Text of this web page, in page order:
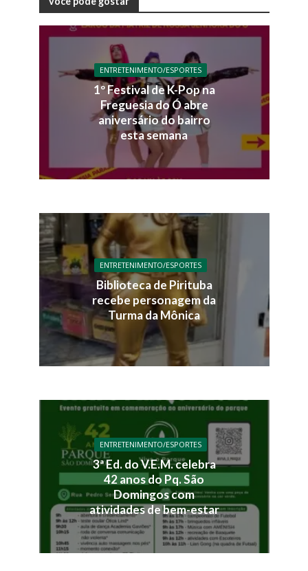
ENTRETENIMENTO/ESPORTES
1º Festival de K-Pop na
Freguesia do Ó abre
aniversário do bairro
esta semana
ENTRETENIMENTO/ESPORTES
Biblioteca de Pirituba
recebe personagem da
Turma da Mônica
ENTRETENIMENTO/ESPORTES
3ª Ed. do V.E.M. celebra
42 anos do Pq. São
Domingos com
atividades de bem-estar